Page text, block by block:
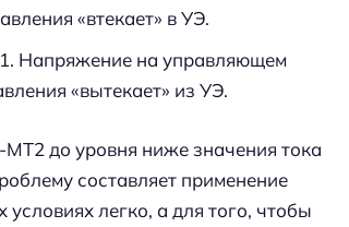
«втекает» в УЭ.
Напряжение на управляющем
«вытекает» из УЭ.
до уровня ниже значения тока
составляет применение
легко, а для того, чтобы